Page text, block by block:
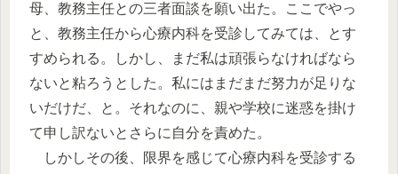
母、教務主任との三者面談を願い出た。ここでやっ
と、教務主任から心療内科を受診してみては、とす
すめられる。しかし、まだ私は頑張らなければなら
ないと粘ろうとした。私にはまだまだ努力が足りな
いだけだ、と。それなのに、親や学校に迷惑を掛け
て申し訳ないとさらに自分を責めた。
しかしその後、限界を感じて心療内科を受診する